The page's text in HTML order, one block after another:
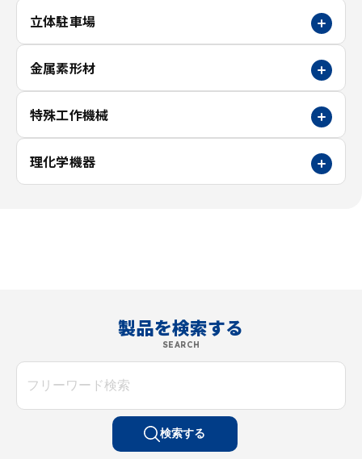
立体駐車場
金属素形材
特殊工作機械
理化学機器
製品を検索する
SEARCH
検索する